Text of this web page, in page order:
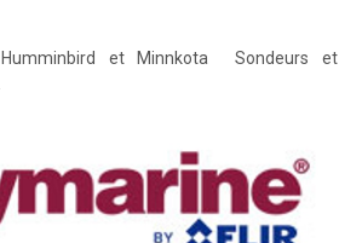
et Minnkota Sondeurs et